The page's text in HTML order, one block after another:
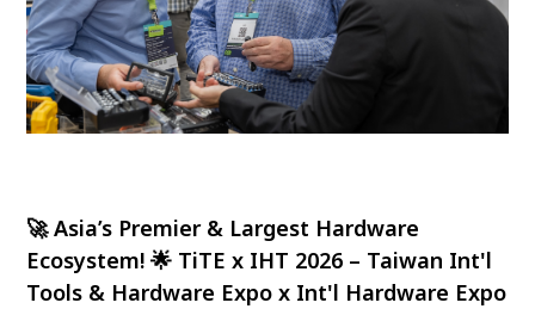
🚀Asia’s Premier & Largest Hardware
Ecosystem!🌟 TiTE x IHT 2026 – Taiwan Int'l
Tools & Hardware Expo x Int'l Hardware Expo